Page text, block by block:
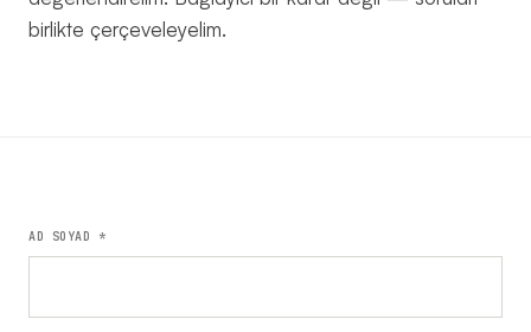
birlikte çerçeveleyelim.
AD SOYAD *